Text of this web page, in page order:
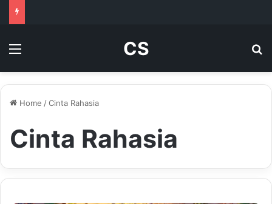
Menu CS
Home /Cinta Rahasia
Cinta Rahasia